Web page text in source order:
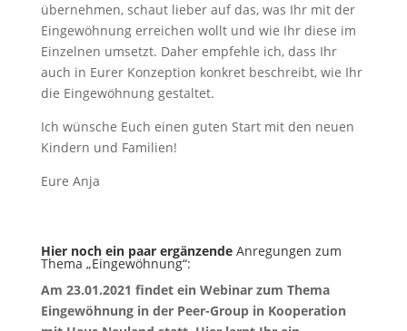
übernehmen, schaut lieber auf das, was Ihr mit der
Eingewöhnung erreichen wollt und wie Ihr diese im
Einzelnen umsetzt. Daher empfehle ich, dass Ihr
auch in Eurer Konzeption konkret beschreibt, wie Ihr
die Eingewöhnung gestaltet.
Ich wünsche Euch einen guten Start mit den neuen
Kindern und Familien!
Eure Anja
Hier noch ein paar ergänzende Anregungen zum
Thema „Eingewöhnung“:
Am 23.01.2021 findet ein Webinar zum Thema
Eingewöhnung in der Peer-Group in Kooperation